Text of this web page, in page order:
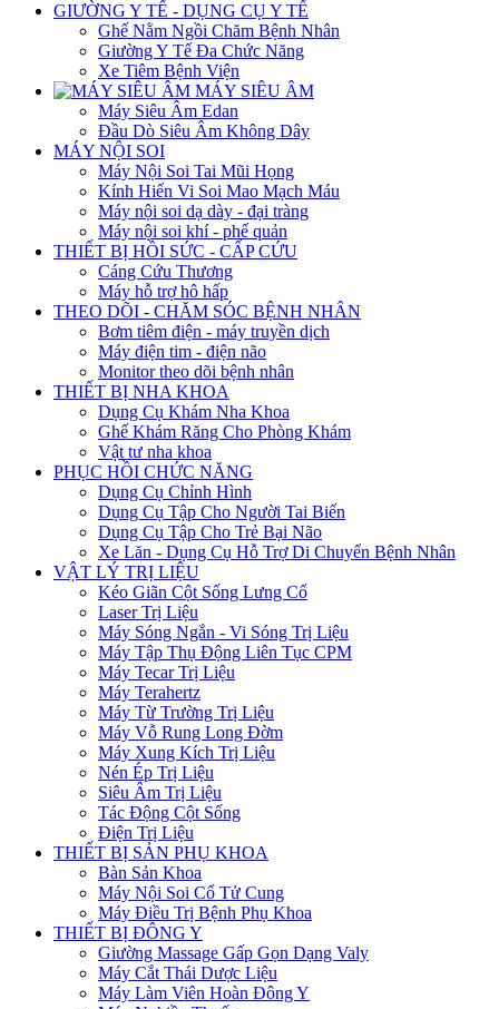
GIƯỜNG Y TẾ - DỤNG CỤ Y TẾ
Ghế Nằm Ngồi Chăm Bệnh Nhân
Giường Y Tế Đa Chức Năng
Xe Tiêm Bệnh Viện
MÁY SIÊU ÂM
Máy Siêu Âm Edan
Đầu Dò Siêu Âm Không Dây
MÁY NỘI SOI
Máy Nội Soi Tai Mũi Họng
Kính Hiển Vi Soi Mao Mạch Máu
Máy nội soi dạ dày - đại tràng
Máy nội soi khí - phế quản
THIẾT BỊ HỒI SỨC - CẤP CỨU
Cáng Cứu Thương
Máy hỗ trợ hô hấp
THEO DÕI - CHĂM SÓC BỆNH NHÂN
Bơm tiêm điện - máy truyền dịch
Máy điện tim - điện não
Monitor theo dõi bệnh nhân
THIẾT BỊ NHA KHOA
Dụng Cụ Khám Nha Khoa
Ghế Khám Răng Cho Phòng Khám
Vật tư nha khoa
PHỤC HỒI CHỨC NĂNG
Dụng Cụ Chỉnh Hình
Dụng Cụ Tập Cho Người Tai Biến
Dụng Cụ Tập Cho Trẻ Bại Não
Xe Lăn - Dụng Cụ Hỗ Trợ Di Chuyển Bệnh Nhân
VẬT LÝ TRỊ LIỆU
Kéo Giãn Cột Sống Lưng Cổ
Laser Trị Liệu
Máy Sóng Ngắn - Vi Sóng Trị Liệu
Máy Tập Thụ Động Liên Tục CPM
Máy Tecar Trị Liệu
Máy Terahertz
Máy Từ Trường Trị Liệu
Máy Vỗ Rung Long Đờm
Máy Xung Kích Trị Liệu
Nén Ép Trị Liệu
Siêu Âm Trị Liệu
Tác Động Cột Sống
Điện Trị Liệu
THIẾT BỊ SẢN PHỤ KHOA
Bàn Sản Khoa
Máy Nội Soi Cổ Tử Cung
Máy Điều Trị Bệnh Phụ Khoa
THIẾT BỊ ĐÔNG Y
Giường Massage Gấp Gọn Dạng Valy
Máy Cắt Thái Dược Liệu
Máy Làm Viên Hoàn Đông Y